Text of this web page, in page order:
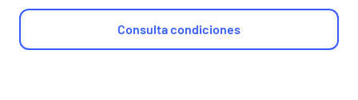
Consulta condiciones